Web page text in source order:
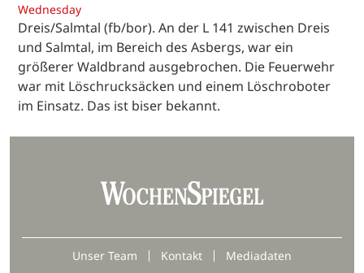
Wednesday
Dreis/Salmtal (fb/bor). An der L 141 zwischen Dreis
und Salmtal, im Bereich des Asbergs, war ein
größerer Waldbrand ausgebrochen. Die Feuerwehr
war mit Löschrucksäcken und einem Löschroboter
im Einsatz. Das ist biser bekannt.
Unser Team Kontakt
Mediadaten